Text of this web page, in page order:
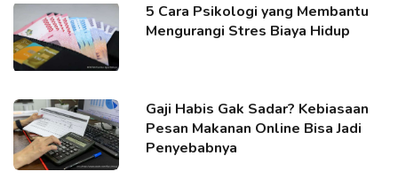
5 Cara Psikologi yang Membantu
Mengurangi Stres Biaya Hidup
Gaji Habis Gak Sadar? Kebiasaan
Pesan Makanan Online Bisa Jadi
Penyebabnya